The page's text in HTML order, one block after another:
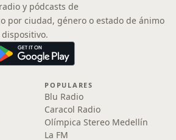
y pódcasts de
por ciudad, género o estado de ánimo
POPULARES
Blu Radio
Caracol Radio
Olímpica Stereo Medellín
La FM